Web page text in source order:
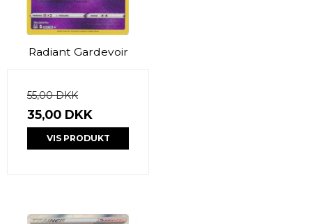
Radiant Gardevoir
55,00 DKK
35,00 DKK
VIS PRODUKT